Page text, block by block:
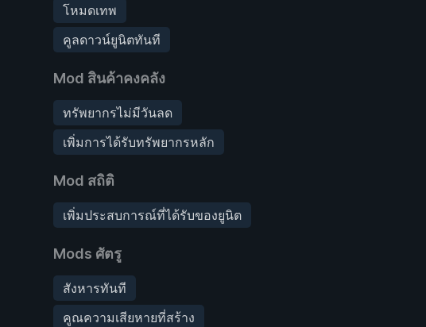
โหมดเทพ
คูลดาวน์ยูนิตทันที
Mod สินค้าคงคลัง
ทรัพยากรไม่มีวันลด
เพิ่มการได้รับทรัพยากรหลัก
Mod สถิติ
เพิ่มประสบการณ์ที่ได้รับของยูนิต
Mods ศัตรู
สังหารทันที
คูณความเสียหายที่สร้าง